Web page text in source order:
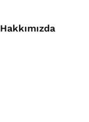
Hakkımızda